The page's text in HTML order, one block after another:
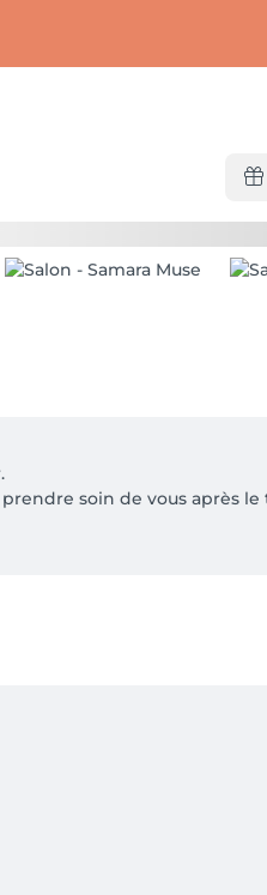
soin de vous après le